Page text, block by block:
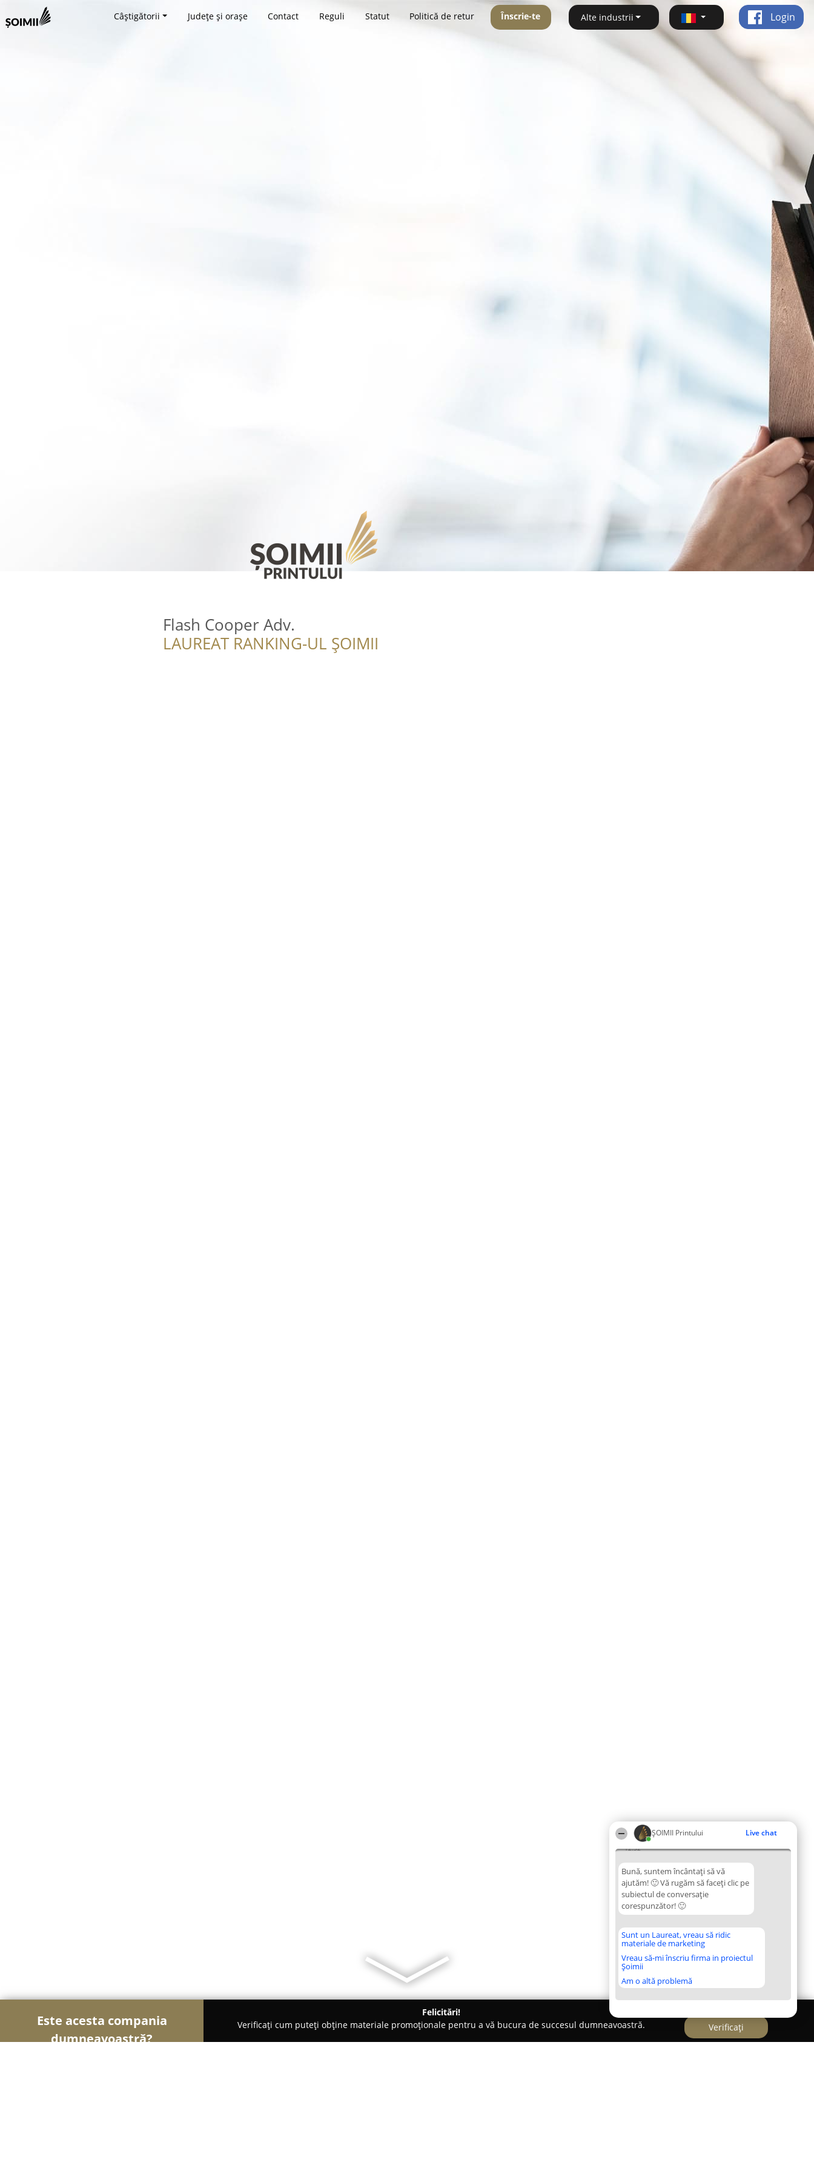
ŞOIMII Printului Live chat
12:32
Bună, suntem încântați să vă
ajutăm! 🙂 Vă rugăm să faceți clic pe
subiectul de conversație
corespunzător! 🙂
Sunt un Laureat, vreau să ridic
materiale de marketing
Vreau să-mi înscriu firma in proiectul
Șoimii
Am o altă problemă
Câștigătorii Județe și orașe Contact Reguli Statut Politică de retur Înscrie-te Alte industrii Login
Flash Cooper Adv.
LAUREAT RANKING-UL ȘOIMII
Este acesta compania
dumneavoastră?
Felicitări!
Verificați cum puteți obține materiale promoționale pentru a vă bucura de succesul dumneavoastră.
Verificați